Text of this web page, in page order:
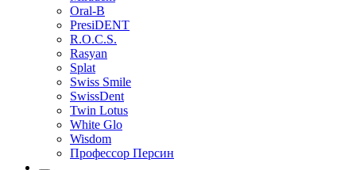
Oral-B
PresiDENT
R.O.C.S.
Rasyan
Splat
Swiss Smile
SwissDent
Twin Lotus
White Glo
Wisdom
Профессор Персин